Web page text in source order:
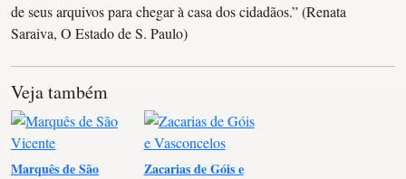
de seus arquivos para chegar à casa dos cidadãos.” (Renata
Saraiva, O Estado de S. Paulo)
Veja também
Marquês de São
Zacarias de Góis e